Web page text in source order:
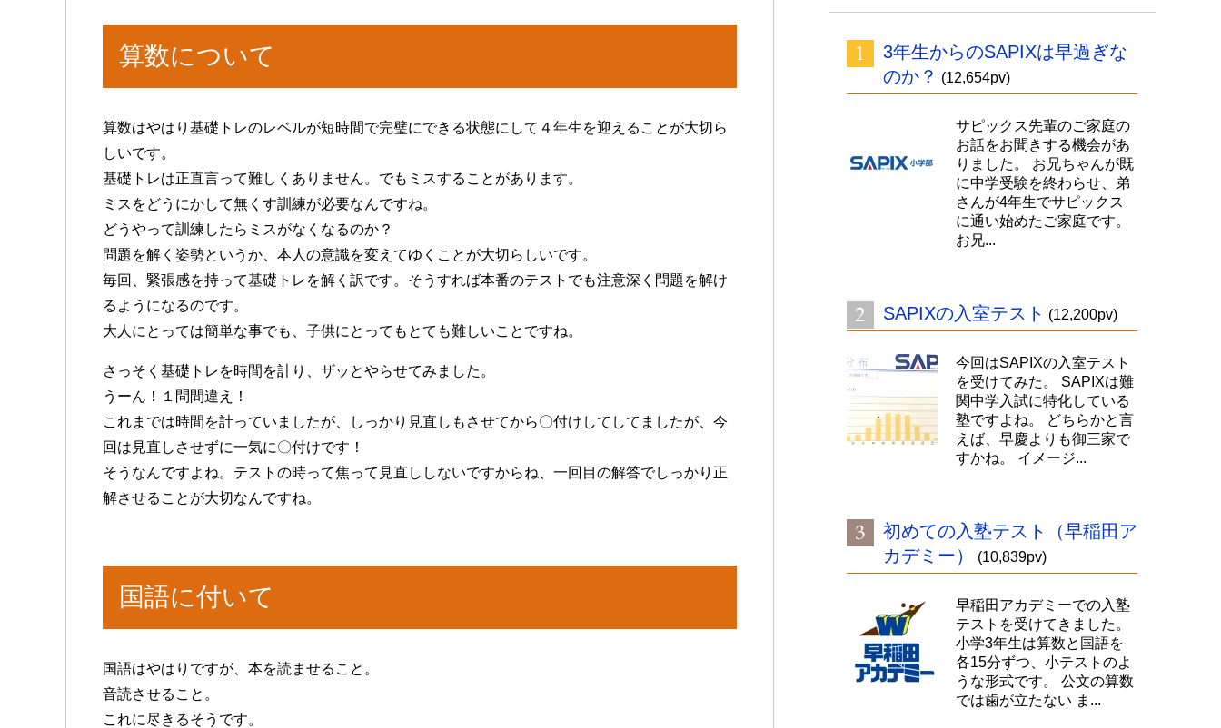
算数について
算数はやはり基礎トレのレベルが短時間で完璧にできる状態にして４年生を迎えることが大切ら
しいです。
基礎トレは正直言って難しくありません。でもミスすることがあります。
ミスをどうにかして無くす訓練が必要なんですね。
どうやって訓練したらミスがなくなるのか？
問題を解く姿勢というか、本人の意識を変えてゆくことが大切らしいです。
毎回、緊張感を持って基礎トレを解く訳です。そうすれば本番のテストでも注意深く問題を解け
るようになるのです。
大人にとっては簡単な事でも、子供にとってもとても難しいことですね。
さっそく基礎トレを時間を計り、ザッとやらせてみました。
うーん！１問間違え！
これまでは時間を計っていましたが、しっかり見直しもさせてから〇付けしてしてましたが、今
回は見直しさせずに一気に〇付けです！
そうなんですよね。テストの時って焦って見直ししないですからね、一回目の解答でしっかり正
解させることが大切なんですね。
国語に付いて
国語はやはりですが、本を読ませること。
音読させること。
これに尽きるそうです。
3年生からのSAPIXは早過ぎな
のか？ (12,654pv)
サピックス先輩のご家庭の
お話をお聞きする機会があ
りました。 お兄ちゃんが既
に中学受験を終わらせ、弟
さんが4年生でサピックス
に通い始めたご家庭です。
お兄...
SAPIXの入室テスト (12,200pv)
今回はSAPIXの入室テスト
を受けてみた。 SAPIXは難
関中学入試に特化している
塾ですよね。 どちらかと言
えば、早慶よりも御三家で
すかね。 イメージ...
初めての入塾テスト（早稲田ア
カデミー）
(10,839pv)
早稲田アカデミーでの入塾
テストを受けてきました。
小学3年生は算数と国語を
各15分ずつ、小テストのよ
うな形式です。 公文の算数
では歯が立たない ま...